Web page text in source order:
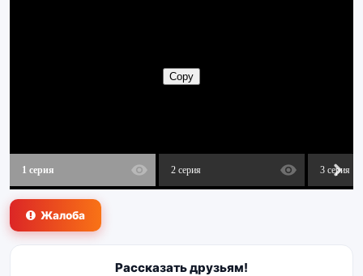
1 серия 2 серия 3 серия
Жалоба
Рассказать друзьям!